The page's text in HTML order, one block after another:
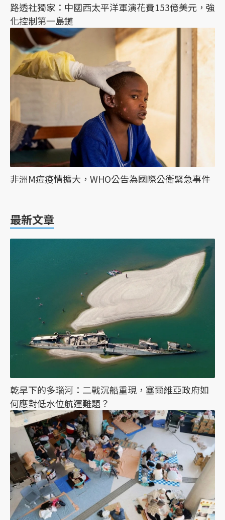
路透社獨家：中國西太平洋軍演花費153億美元，強
化控制第一島鏈
非洲M痘疫情擴大，WHO公告為國際公衛緊急事件
最新文章
乾旱下的多瑙河：二戰沉船重現，塞爾維亞政府如
何應對低水位航運難題？